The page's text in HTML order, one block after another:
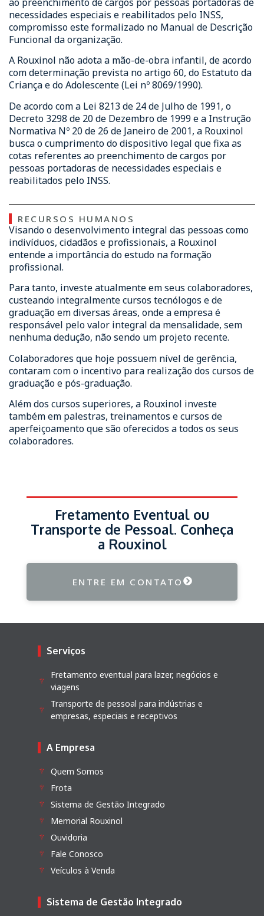
necessidades especiais e reabilitados pelo INSS,
compromisso este formalizado no Manual de Descrição
Funcional da organização.
A Rouxinol não adota a mão-de-obra infantil, de acordo
com determinação prevista no artigo 60, do Estatuto da
Criança e do Adolescente (Lei nº 8069/1990).
De acordo com a Lei 8213 de 24 de Julho de 1991, o
Decreto 3298 de 20 de Dezembro de 1999 e a Instrução
Normativa Nº 20 de 26 de Janeiro de 2001, a Rouxinol
busca o cumprimento do dispositivo legal que fixa as
cotas referentes ao preenchimento de cargos por
pessoas portadoras de necessidades especiais e
reabilitados pelo INSS.
RECURSOS HUMANOS
Visando o desenvolvimento integral das pessoas como
indivíduos, cidadãos e profissionais, a Rouxinol
entende a importância do estudo na formação
profissional.
Para tanto, investe atualmente em seus colaboradores,
custeando integralmente cursos tecnólogos e de
graduação em diversas áreas, onde a empresa é
responsável pelo valor integral da mensalidade, sem
nenhuma dedução, não sendo um projeto recente.
Colaboradores que hoje possuem nível de gerência,
contaram com o incentivo para realização dos cursos de
graduação e pós-graduação.
Além dos cursos superiores, a Rouxinol investe
também em palestras, treinamentos e cursos de
aperfeiçoamento que são oferecidos a todos os seus
colaboradores.
Fretamento Eventual ou
Transporte de Pessoal. Conheça
a Rouxinol
ENTRE EM CONTATO
Serviços
Fretamento eventual para lazer, negócios e
viagens
Transporte de pessoal para indústrias e
empresas, especiais e receptivos
A Empresa
Quem Somos
Frota
Sistema de Gestão Integrado
Memorial Rouxinol
Ouvidoria
Fale Conosco
Veículos à Venda
Sistema de Gestão Integrado